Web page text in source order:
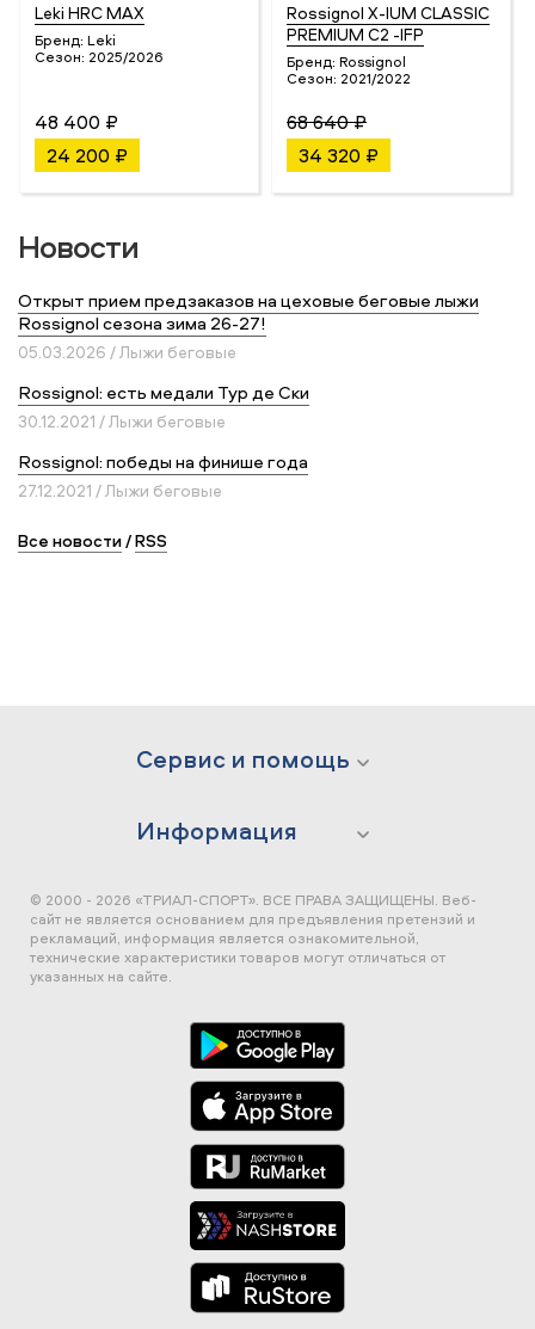
Leki HRC MAX
Бренд: Leki
Сезон: 2025/2026
48 400 ₽
24 200 ₽
Rossignol X-IUM CLASSIC
PREMIUM C2 -IFP
Бренд: Rossignol
Сезон: 2021/2022
68 640 ₽
34 320 ₽
Новости
Открыт прием предзаказов на цеховые беговые лыжи
Rossignol сезона зима 26-27!
05.03.2026 / Лыжи беговые
Rossignol: есть медали Тур де Ски
30.12.2021 / Лыжи беговые
Rossignol: победы на финише года
27.12.2021 / Лыжи беговые
Все новости/RSS
Сервис и помощь
Информация
© 2000 - 2026 «ТРИАЛ-СПОРТ». ВСЕ ПРАВА ЗАЩИЩЕНЫ. Веб-
сайт не является основанием для предъявления претензий и
рекламаций, информация является ознакомительной,
технические характеристики товаров могут отличаться от
указанных на сайте.